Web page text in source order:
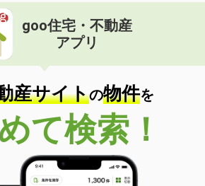
goo住宅・不動産
アプリ
産サイトの物件を
て検索！